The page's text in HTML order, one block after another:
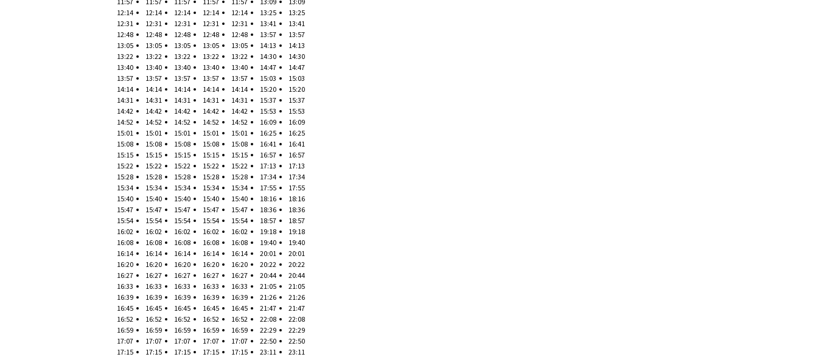
12:14
12:31
12:48
13:05
13:22
13:40
13:57
14:14
14:31
14:42
14:52
15:01
15:08
15:15
15:22
15:28
15:34
15:40
15:47
15:54
16:02
16:08
16:14
16:20
16:27
16:33
16:39
16:45
16:52
16:59
17:07
17:15
12:14
12:31
12:48
13:05
13:22
13:40
13:57
14:14
14:31
14:42
14:52
15:01
15:08
15:15
15:22
15:28
15:34
15:40
15:47
15:54
16:02
16:08
16:14
16:20
16:27
16:33
16:39
16:45
16:52
16:59
17:07
17:15
12:14
12:31
12:48
13:05
13:22
13:40
13:57
14:14
14:31
14:42
14:52
15:01
15:08
15:15
15:22
15:28
15:34
15:40
15:47
15:54
16:02
16:08
16:14
16:20
16:27
16:33
16:39
16:45
16:52
16:59
17:07
17:15
12:14
12:31
12:48
13:05
13:22
13:40
13:57
14:14
14:31
14:42
14:52
15:01
15:08
15:15
15:22
15:28
15:34
15:40
15:47
15:54
16:02
16:08
16:14
16:20
16:27
16:33
16:39
16:45
16:52
16:59
17:07
17:15
12:14
12:31
12:48
13:05
13:22
13:40
13:57
14:14
14:31
14:42
14:52
15:01
15:08
15:15
15:22
15:28
15:34
15:40
15:47
15:54
16:02
16:08
16:14
16:20
16:27
16:33
16:39
16:45
16:52
16:59
17:07
17:15
13:25
13:41
13:57
14:13
14:30
14:47
15:03
15:20
15:37
15:53
16:09
16:25
16:41
16:57
17:13
17:34
17:55
18:16
18:36
18:57
19:18
19:40
20:01
20:22
20:44
21:05
21:26
21:47
22:08
22:29
22:50
23:11
13:25
13:41
13:57
14:13
14:30
14:47
15:03
15:20
15:37
15:53
16:09
16:25
16:41
16:57
17:13
17:34
17:55
18:16
18:36
18:57
19:18
19:40
20:01
20:22
20:44
21:05
21:26
21:47
22:08
22:29
22:50
23:11